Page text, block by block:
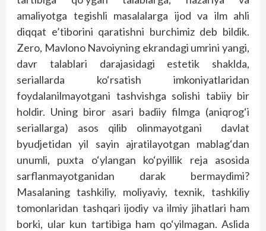
amaliyotga tegishli masalalarga ijod va ilm ahli
diqqat e’tiborini qaratishni burchimiz deb bildik.
Zero, Mavlono Navoiyning ekrandagi umrini yangi,
davr talablari darajasidagi estetik shaklda,
seriallarda ko‘rsatish imkoniyatlaridan
foydalanilmayotgani tashvishga solishi tabiiy bir
holdir. Uning biror asari badiiy filmga (aniqrog‘i
seriallarga) asos qilib olinmayotgani davlat
byudjetidan yil sayin ajratilayotgan mablag‘dan
unumli, puxta o‘ylangan ko‘pyillik reja asosida
sarflanmayotganidan darak bermaydimi?
Masalaning tashkiliy, moliyaviy, texnik, tashkiliy
tomonlaridan tashqari ijodiy va ilmiy jihatlari ham
borki, ular kun tartibiga ham qo‘yilmagan. Aslida